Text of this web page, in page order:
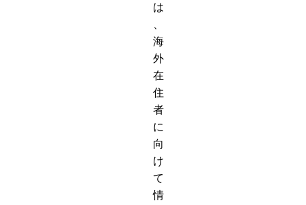
は
海
外
在
住
者
に
向
け
て
情